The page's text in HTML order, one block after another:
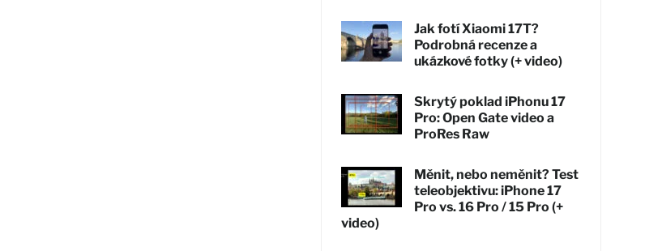
Jak fotí Xiaomi 17T?
Podrobná recenze a
ukázkové fotky (+ video)
Skrytý poklad iPhonu 17
Pro: Open Gate video a
ProRes Raw
Měnit, nebo neměnit? Test
teleobjektivu: iPhone 17
Pro vs. 16 Pro / 15 Pro (+
video)